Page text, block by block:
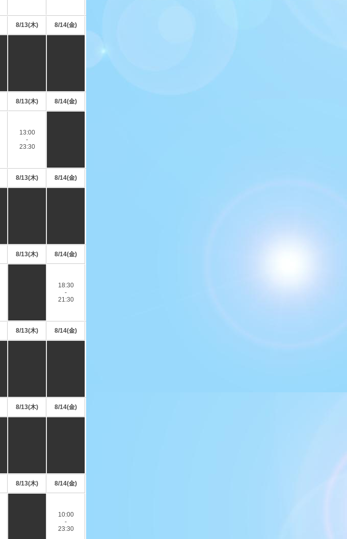
8/13(木) 8/14(金)
8/13(木) 8/14(金)
13:00
-
23:30
8/13(木) 8/14(金)
8/13(木) 8/14(金)
18:30
-
21:30
8/13(木) 8/14(金)
8/13(木) 8/14(金)
8/13(木) 8/14(金)
10:00
-
23:30